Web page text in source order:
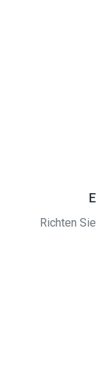
Richten